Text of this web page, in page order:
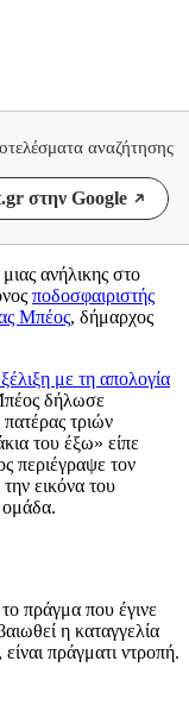
αναζήτησης
στην Google
μιας ανήλικης στο
ποδοσφαιριστής
Μπέος, δήμαρχος
με τη απολογία
δήλωσε
τριών
του έξω» είπε
περιέγραψε τον
εικόνα του
ομάδα.
πράγμα που έγινε
η καταγγελία
είναι πράγματι ντροπή.